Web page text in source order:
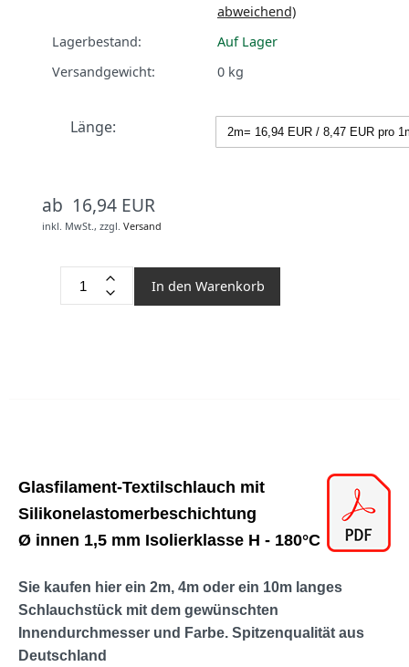
abweichend)
Lagerbestand:
Auf Lager
Versandgewicht:
0 kg
Länge:
ab 16,94 EUR
inkl. MwSt., zzgl. Versand
In den Warenkorb
Glasfilament-Textilschlauch mit
Silikonelastomerbeschichtung
Ø innen 1,5 mm Isolierklasse H - 180°C
Sie kaufen hier ein 2m, 4m oder ein 10m langes
Schlauchstück mit dem gewünschten
Innendurchmesser und Farbe. Spitzenqualität aus
Deutschland